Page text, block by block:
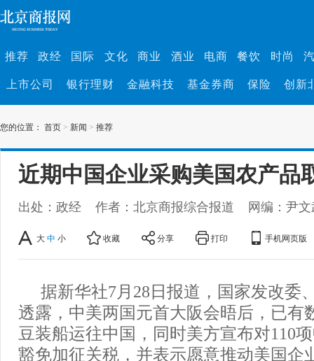
推荐 政经 国际 文化 商业 酒业 电商 餐饮 时尚
上市公司 银行理财 金融科技 基金券商 保险 创新
您的位置： 首页 > 新闻 > 推荐
近期中国企业采购美国农产品
出处：政经 作者：北京商报综合报道 网编：尹文
大 中 小 收藏 分享 打印 手机网页版
据新华社7月28日报道，国家发改委
透露，中美两国元首大阪会晤后，已有
豆装船运往中国，同时美方宣布对110
豁免加征关税，并表示愿意推动美国企